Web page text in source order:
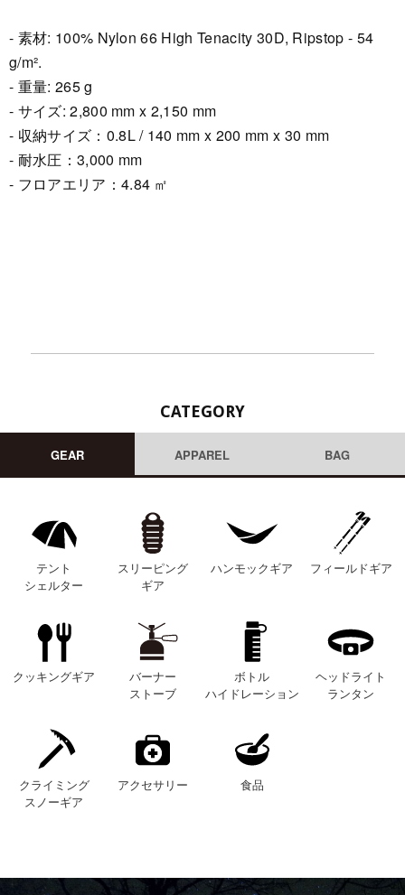
- 素材: 100% Nylon 66 High Tenacity 30D, Ripstop - 54
g/m².
- 重量: 265 g
- サイズ: 2,800 mm x 2,150 mm
- 収納サイズ：0.8L / 140 mm x 200 mm x 30 mm
- 耐水圧：3,000 mm
- フロアエリア：4.84 ㎡
CATEGORY
GEAR APPAREL BAG
テント
シェルター
スリーピング
ギア
ハンモックギア フィールドギア
クッキングギア
バーナー
ストーブ
ボトル
ハイドレーション
ヘッドライト
ランタン
クライミング
スノーギア
アクセサリー 食品